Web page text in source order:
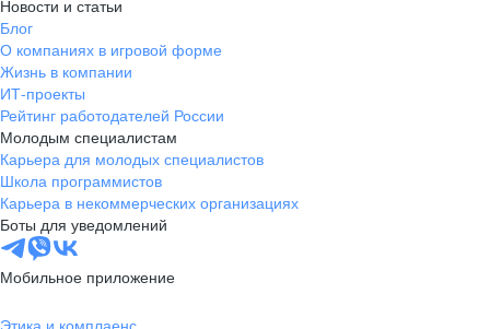
Новости и статьи
Блог
О компаниях в игровой форме
Жизнь в компании
ИТ-проекты
Рейтинг работодателей России
Молодым специалистам
Карьера для молодых специалистов
Школа программистов
Карьера в некоммерческих организациях
Боты для уведомлений
Мобильное приложение